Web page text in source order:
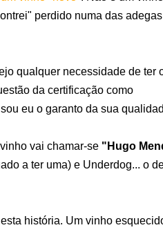
perdido numa das
qualquer necessidade de ter
da certificação como
eu o garanto da sua
vai chamar-se "Hugo
a ter uma) e Underdog... o
história. Um vinho